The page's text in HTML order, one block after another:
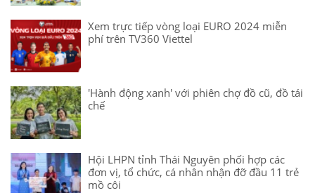
Xem trực tiếp vòng loại EURO 2024 miễn
phí trên TV360 Viettel
'Hành động xanh' với phiên chợ đồ cũ, đồ tái
chế
Hội LHPN tỉnh Thái Nguyên phối hợp các
đơn vị, tổ chức, cá nhân nhận đỡ đầu 11 trẻ
mồ côi